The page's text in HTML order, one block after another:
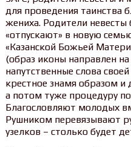
для проведения таинства
жениха. Родители невесты
«отпускают» в новую
«Казанской Божьей
(образ иконы направлен
напутственные слова
крестное знамя образом и
а потом туже процедуру
Благословляют молодых
Рушником перевязывают
узелков – столько будет